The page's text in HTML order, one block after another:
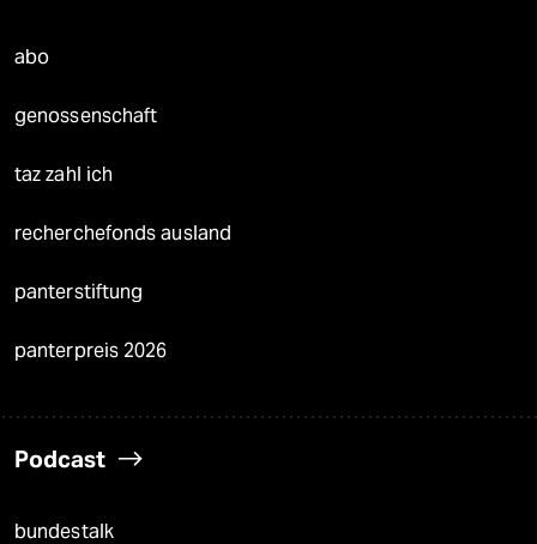
abo
genossenschaft
taz zahl ich
recherchefonds ausland
panterstiftung
panterpreis 2026
Podcast
bundestalk